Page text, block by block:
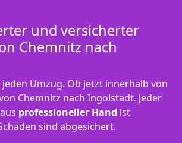
und versicherter
Chemnitz nach
Umzug. Ob jetzt innerhalb von
Chemnitz nach Ingolstadt. Jeder
professioneller Hand ist
sind abgesichert.